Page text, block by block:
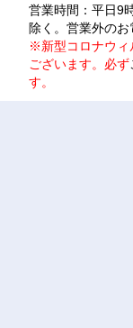
営業時間：平日9
除く。営業外のお
※新型コロナウィ
ございます。必ず
す。